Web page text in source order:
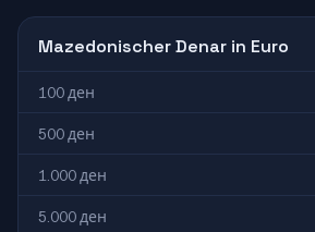
Mazedonischer Denar in Euro
100 ден
500 ден
1.000 ден
5.000 ден